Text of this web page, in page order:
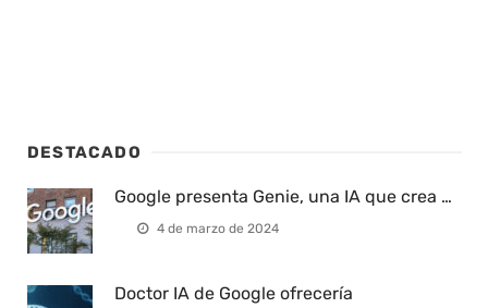
DESTACADO
Google presenta Genie, una IA que crea …
4 de marzo de 2024
Doctor IA de Google ofrecería